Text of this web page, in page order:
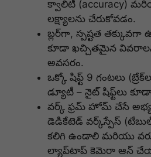
క్వాలిటీ (accuracy)
లక్ష్యాలను చేరుకోవడం.
బ్లర్‌గా, స్పష్టత
కూడా ఖచ్చితమైన
అవసరం.
ఒక్కో షిఫ్ట్ 9 గంటలు
డ్యూటీ – నైట్ షిఫ్ట్‌లు
వర్క్ ఫ్రమ్ హోమ్ చేసే
డెడికేటెడ్ వర్క్‌స్పేస్
కలిగి ఉండాలి మరియు
ల్యాప్‌టాప్ కెమెరా ఆన్